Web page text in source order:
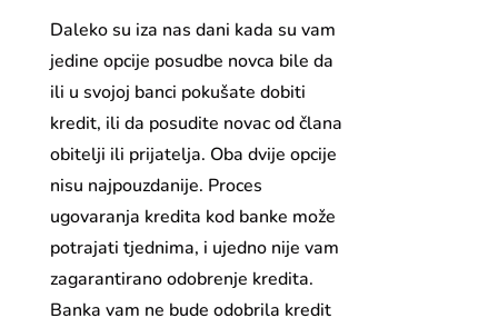
Daleko su iza nas dani kada su vam
jedine opcije posudbe novca bile da
ili u svojoj banci pokušate dobiti
kredit, ili da posudite novac od člana
obitelji ili prijatelja. Oba dvije opcije
nisu najpouzdanije. Proces
ugovaranja kredita kod banke može
potrajati tjednima, i ujedno nije vam
zagarantirano odobrenje kredita.
Banka vam ne bude odobrila kredit